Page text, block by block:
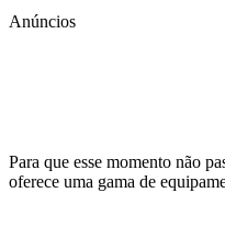
Anúncios
Para que esse momento não
oferece uma gama de